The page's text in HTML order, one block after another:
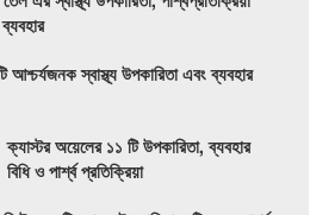
আশ্চর্যজনক স্বাস্থ্য উপকারিতা এবং ব্যবহার
ক্যাস্টর অয়েলের ১১ টি উপকারিতা, ব্যবহার
বিধি ও পার্শ্ব প্রতিক্রিয়া